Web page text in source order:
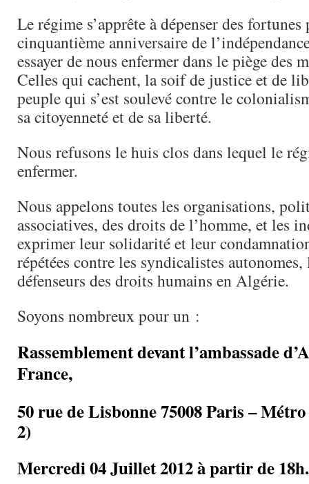
Le régime s’apprête à dépenser des
cinquantième anniversaire de
essayer de nous enfermer dans le piège des
Celles qui cachent, la soif de justice et de
peuple qui s’est soulevé contre le
sa citoyenneté et de sa liberté.
Nous refusons le huis clos dans lequel le
enfermer.
Nous appelons toutes les organisations,
associatives, des droits de l’homme, et les
exprimer leur solidarité et leur
répétées contre les syndicalistes
défenseurs des droits humains en Algérie.
Soyons nombreux pour un :
Rassemblement devant l’ambassade
France,
50 rue de Lisbonne 75008 Paris –
2)
Mercredi 04 Juillet 2012 à partir de 18h.